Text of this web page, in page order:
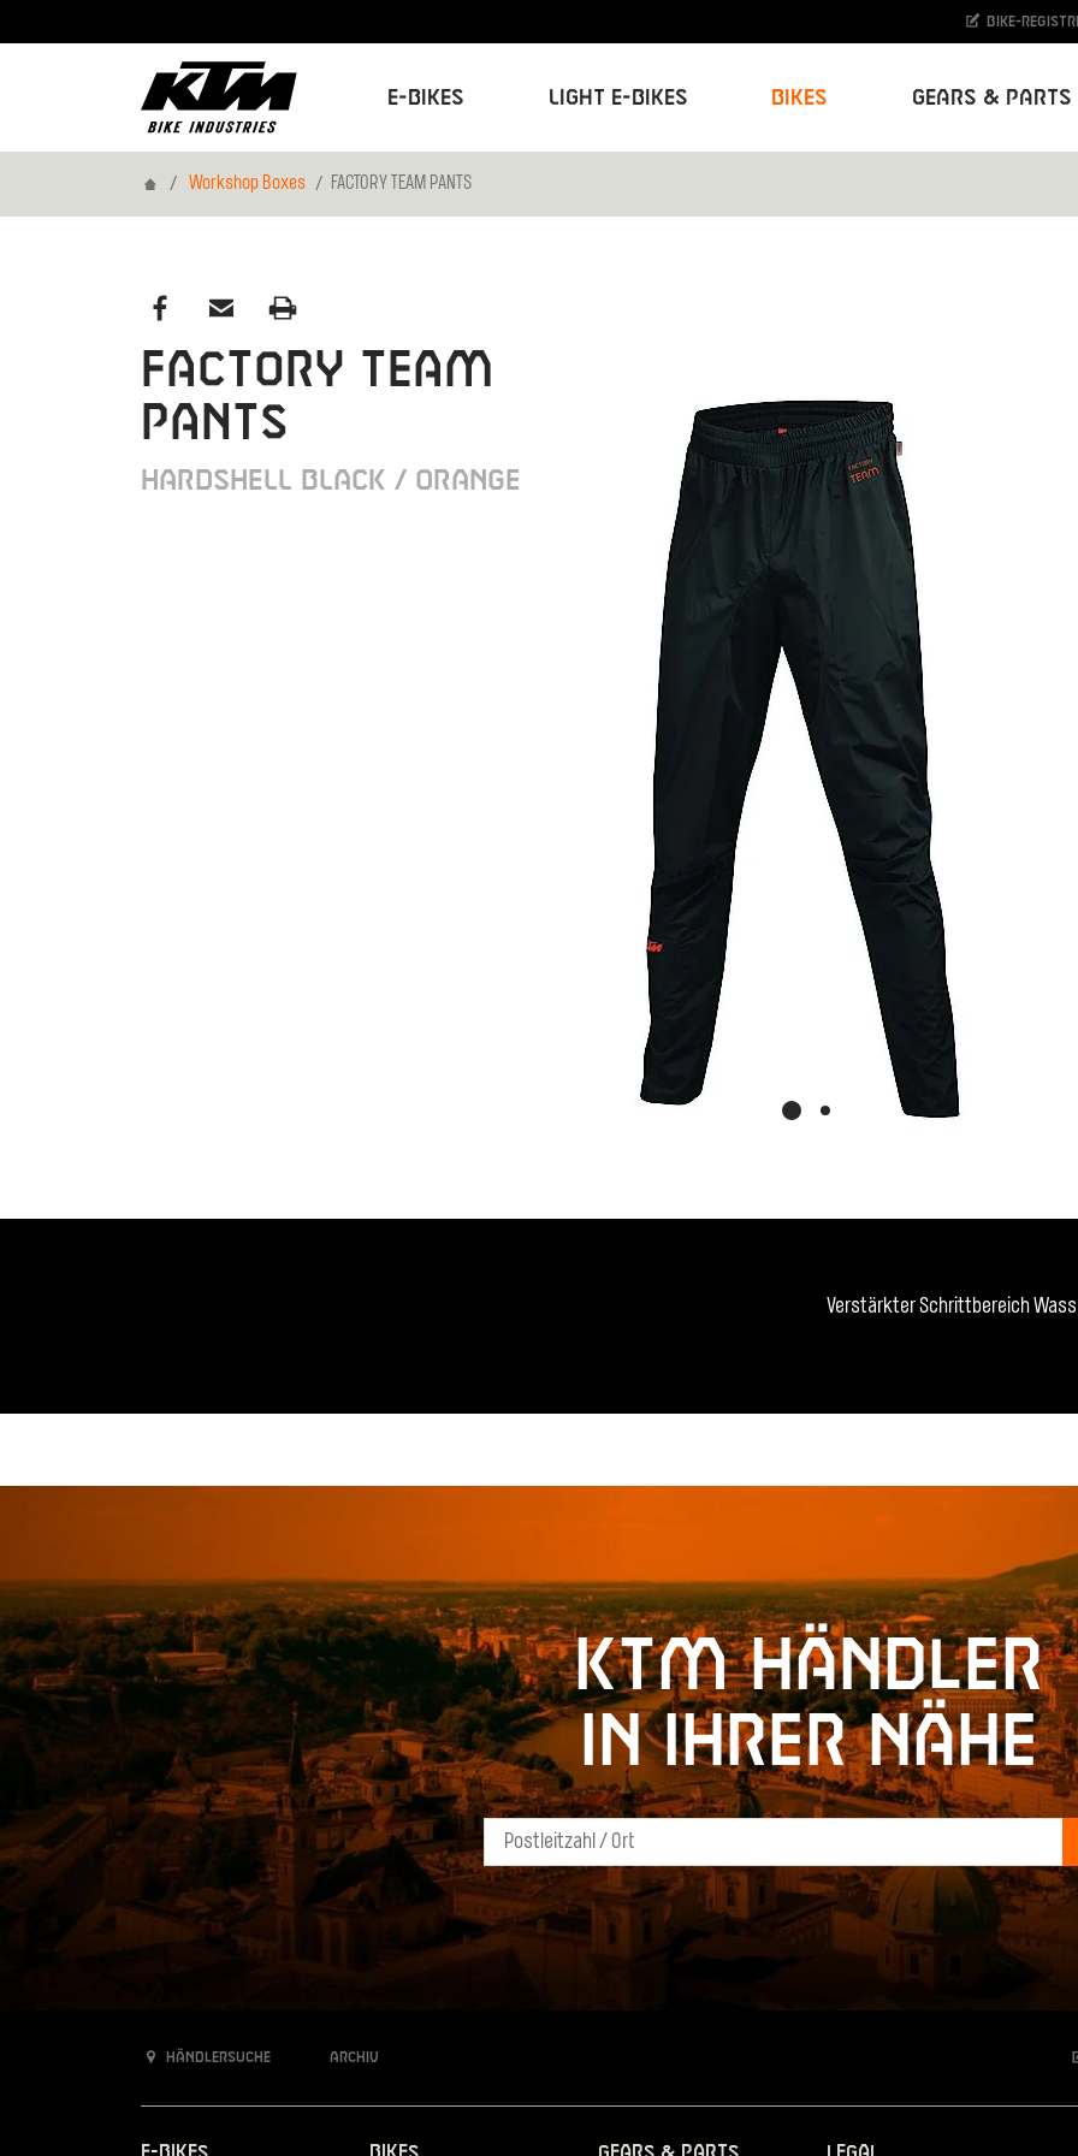
E-Bikes Light E-Bikes Bikes Gears & Parts
Bike-
HomeWorkshop Boxes FACTORY TEAM PANTS
FACTORY TEAM
PANTS
HARDSHELL BLACK / ORANGE
Verstärkter Schrittbereich
KTM Händler
in Ihrer Nähe
Händlersuche Archiv